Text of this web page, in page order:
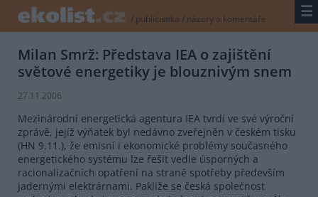
/ publicistika / názory a komentáře ☰
Milan Smrž: Představa IEA o zajištění
světové energetiky je blouznivým snem
27.11.2006
Mezinárodní energetická agentura IEA tvrdí ve své výroční
zprávě, jejíž výňatek byl nedávno zveřejněn v českém tisku
(HN 9.11.), že emisní i ekonomické problémy současného
energetického systému lze řešit vedle úsporných a
racionalizačních opatření na straně spotřeby především
jadernými elektrárnami. Pakliže se česká společnost